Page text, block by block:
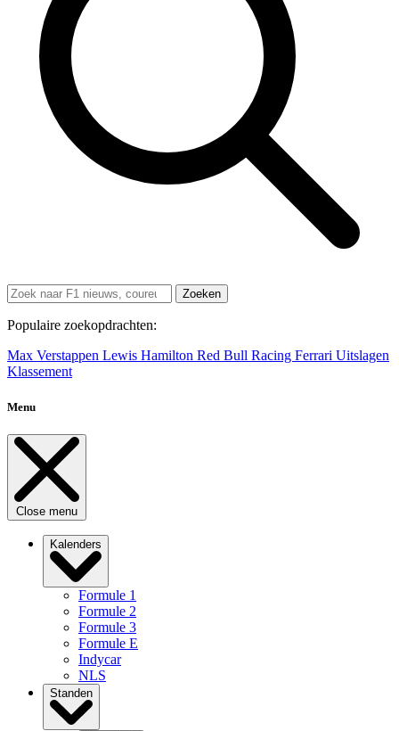
Zoeken
Populaire zoekopdrachten:
Max Verstappen Lewis Hamilton Red Bull Racing Ferrari Uitslagen
Klassement
Menu
Close menu
Kalenders
Formule 1
Formule 2
Formule 3
Formule E
Indycar
NLS
Standen